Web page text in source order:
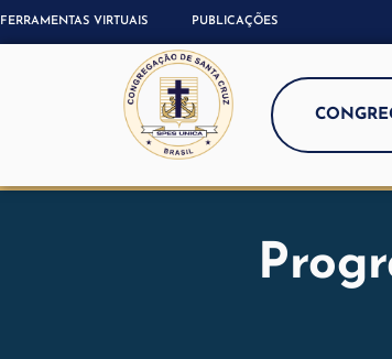
FERRAMENTAS VIRTUAIS PUBLICAÇÕES